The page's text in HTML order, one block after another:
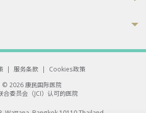
| 服务条款 |
Cookies政策
© 2026 康民国际医院
合委员会（JCI）认可的医院